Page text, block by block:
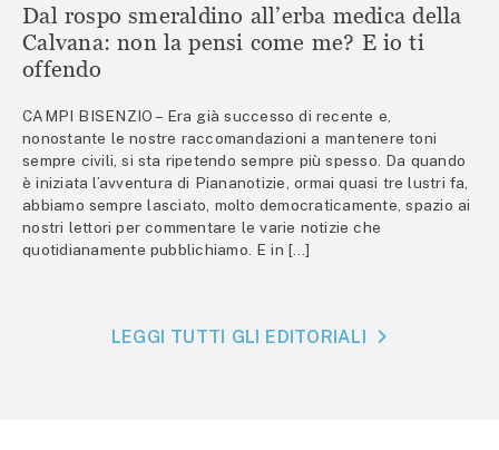
Dal rospo smeraldino all’erba medica della
Calvana: non la pensi come me? E io ti
offendo
CAMPI BISENZIO – Era già successo di recente e,
nonostante le nostre raccomandazioni a mantenere toni
sempre civili, si sta ripetendo sempre più spesso. Da quando
è iniziata l’avventura di Piananotizie, ormai quasi tre lustri fa,
abbiamo sempre lasciato, molto democraticamente, spazio ai
nostri lettori per commentare le varie notizie che
quotidianamente pubblichiamo. E in […]
LEGGI TUTTI GLI EDITORIALI